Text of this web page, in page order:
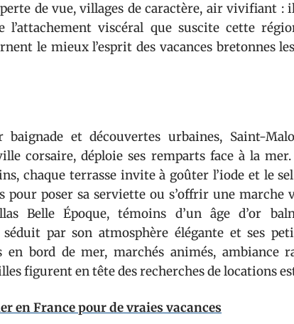
perte de vue, villages de caractère, air vivifiant :
l’attachement viscéral que suscite cette
le mieux l’esprit des vacances bretonnes
et découvertes urbaines, Saint-
corsaire, déploie ses remparts face à la
chaque terrasse invite à goûter l’iode et le
pour poser sa serviette ou s’offrir une marche
Belle Époque, témoins d’un âge d’or
par son atmosphère élégante et ses
en bord de mer, marchés animés, ambiance
figurent en tête des recherches de locations
en France pour de vraies vacances